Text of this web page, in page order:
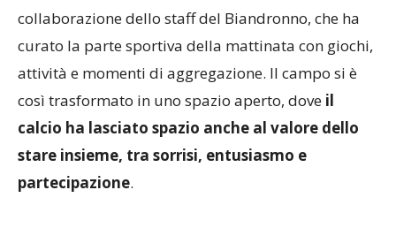
curato la parte sportiva della mattinata con giochi,
attività e momenti di aggregazione. Il campo si è
così trasformato in uno spazio aperto, doveil
calcio ha lasciato spazio anche al valore dello
stare insieme, tra sorrisi, entusiasmo e
partecipazione.